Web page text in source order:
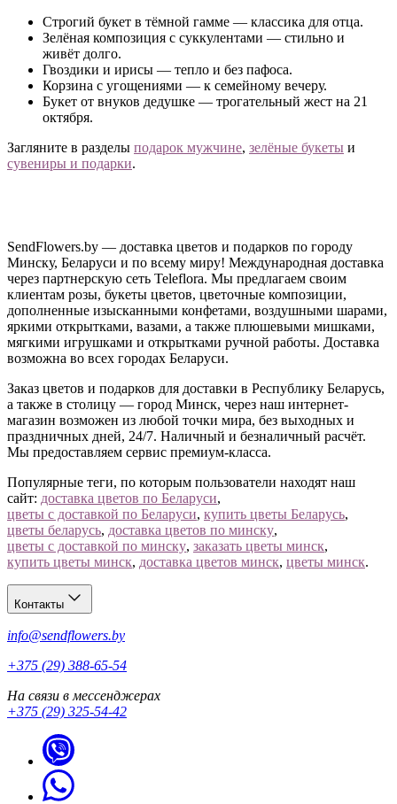
Строгий букет в тёмной гамме — классика для отца.
Зелёная композиция с суккулентами — стильно и
живёт долго.
Гвоздики и ирисы — тепло и без пафоса.
Корзина с угощениями — к семейному вечеру.
Букет от внуков дедушке — трогательный жест на 21
октября.
Загляните в разделы подарок мужчине, зелёные букеты и
сувениры и подарки.
неделю.
Доставка ко Дню отца по Минску и Беларуси
Заказать подарок ко Дню отца можно онлайн — привезём 21
октября домой или на работу, по Минску и всей Беларуси.
Все способы оплаты, от карты до ЕРИП, доступны при
оформлении.
Позвоните нам — поможем удивить человека, который
«ничего не хочет».
SendFlowers.by — доставка цветов и подарков по городу
Минску, Беларуси и по всему миру! Международная доставка
через партнерскую сеть Teleflora. Мы предлагаем своим
клиентам розы, букеты цветов, цветочные композиции,
дополненные изысканными конфетами, воздушными шарами,
яркими открытками, вазами, а также плюшевыми мишками,
мягкими игрушками и открытками ручной работы. Доставка
возможна во всех городах Беларуси.
Заказ цветов и подарков для доставки в Республику Беларусь,
а также в столицу — город Минск, через наш интернет-
магазин возможен из любой точки мира, без выходных и
праздничных дней, 24/7. Наличный и безналичный расчёт.
Мы предоставляем сервис премиум-класса.
Популярные теги, по которым пользователи находят наш
сайт: доставка цветов по Беларуси,
цветы с доставкой по Беларуси, купить цветы Беларусь,
цветы беларусь, доставка цветов по минску,
цветы с доставкой по минску, заказать цветы минск,
купить цветы минск, доставка цветов минск, цветы минск.
Контакты
info@sendflowers.by
+375 (29) 388-65-54
На связи в мессенджерах
+375 (29) 325-54-42